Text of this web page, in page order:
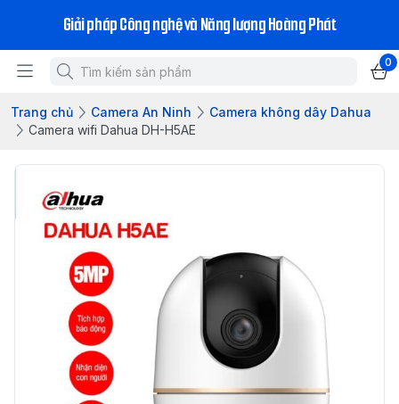
Giải pháp Công nghệ và Năng lượng Hoàng Phát
0
Trang chủ Camera An Ninh
Camera không dây Dahua
Camera wifi Dahua DH-H5AE